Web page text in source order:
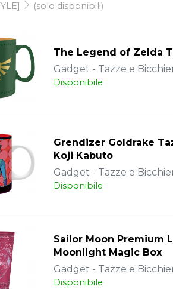
(solo disponibili)
The Legend of Zelda
Gadget - Tazze e
Disponibile
Grendizer Goldrake
Koji Kabuto
Gadget - Tazze e
Disponibile
Sailor Moon Premium
Moonlight Magic Box
Gadget - Tazze e
Disponibile